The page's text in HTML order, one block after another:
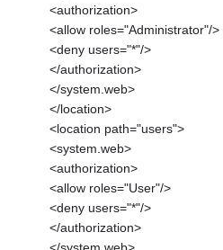
<authorization>
<allow roles="Administrator"/>
<deny users="*"/>
</authorization>
</system.web>
</location>
<location path="users">
<system.web>
<authorization>
<allow roles="User"/>
<deny users="*"/>
</authorization>